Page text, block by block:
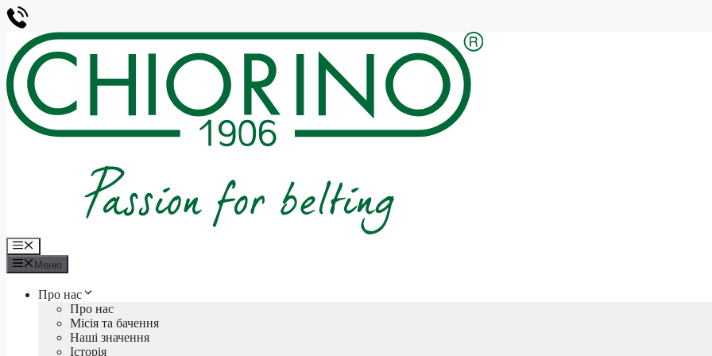
Перейти
до
вмісту
Меню
Меню
Про нас
Про нас
Місія та бачення
Наші значення
Історія